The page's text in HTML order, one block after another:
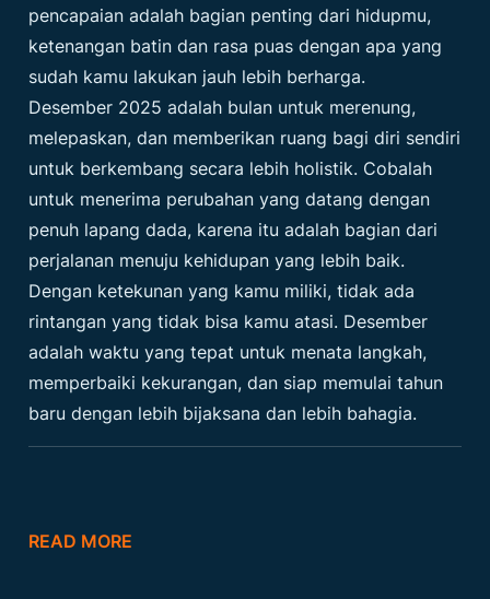
pencapaian adalah bagian penting dari hidupmu,
ketenangan batin dan rasa puas dengan apa yang
sudah kamu lakukan jauh lebih berharga.
Desember 2025 adalah bulan untuk merenung,
melepaskan, dan memberikan ruang bagi diri sendiri
untuk berkembang secara lebih holistik. Cobalah
untuk menerima perubahan yang datang dengan
penuh lapang dada, karena itu adalah bagian dari
perjalanan menuju kehidupan yang lebih baik.
Dengan ketekunan yang kamu miliki, tidak ada
rintangan yang tidak bisa kamu atasi. Desember
adalah waktu yang tepat untuk menata langkah,
memperbaiki kekurangan, dan siap memulai tahun
baru dengan lebih bijaksana dan lebih bahagia.
READ MORE